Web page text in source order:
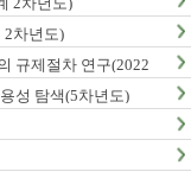
2차년도)
규제절차 연구(2022
성 탐색(5차년도)